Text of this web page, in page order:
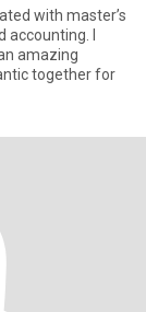
with master’s
I
amazing
together for